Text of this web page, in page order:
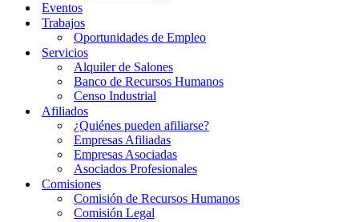
Eventos
Trabajos
Oportunidades de Empleo
Servicios
Alquiler de Salones
Banco de Recursos Humanos
Censo Industrial
Afiliados
¿Quiénes pueden afiliarse?
Empresas Afiliadas
Empresas Asociadas
Asociados Profesionales
Comisiones
Comisión de Recursos Humanos
Comisión Legal